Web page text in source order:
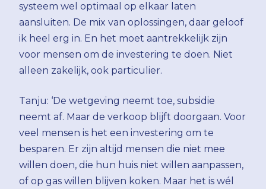
systeem wel optimaal op elkaar laten
aansluiten. De mix van oplossingen, daar geloof
ik heel erg in. En het moet aantrekkelijk zijn
voor mensen om de investering te doen. Niet
alleen zakelijk, ook particulier.
Tanju: ‘De wetgeving neemt toe, subsidie
neemt af. Maar de verkoop blijft doorgaan. Voor
veel mensen is het een investering om te
besparen. Er zijn altijd mensen die niet mee
willen doen, die hun huis niet willen aanpassen,
of op gas willen blijven koken. Maar het is wél